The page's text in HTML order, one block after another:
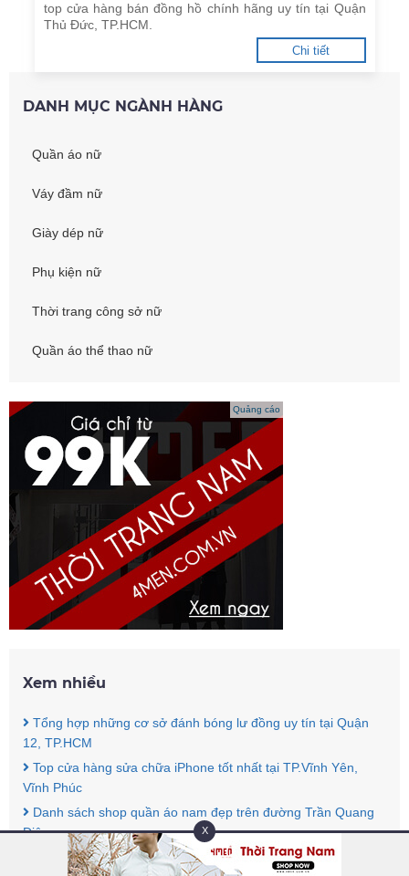
top cửa hàng bán đồng hồ chính hãng uy tín tại Quận
Thủ Đức, TP.HCM.
Chi tiết
DANH MỤC NGÀNH HÀNG
Quần áo nữ
Váy đầm nữ
Giày dép nữ
Phụ kiện nữ
Thời trang công sở nữ
Quần áo thể thao nữ
Quảng cáo
Xem nhiều
Tổng hợp những cơ sở đánh bóng lư đồng uy tín tại Quận
12, TP.HCM
Top cửa hàng sửa chữa iPhone tốt nhất tại TP.Vĩnh Yên,
Vĩnh Phúc
Danh sách shop quần áo nam đẹp trên đường Trần Quang
Diệu
Top shop bán đồ lót nữ giá rẻ uy tín tại Nhà Bè, TPHCM
X